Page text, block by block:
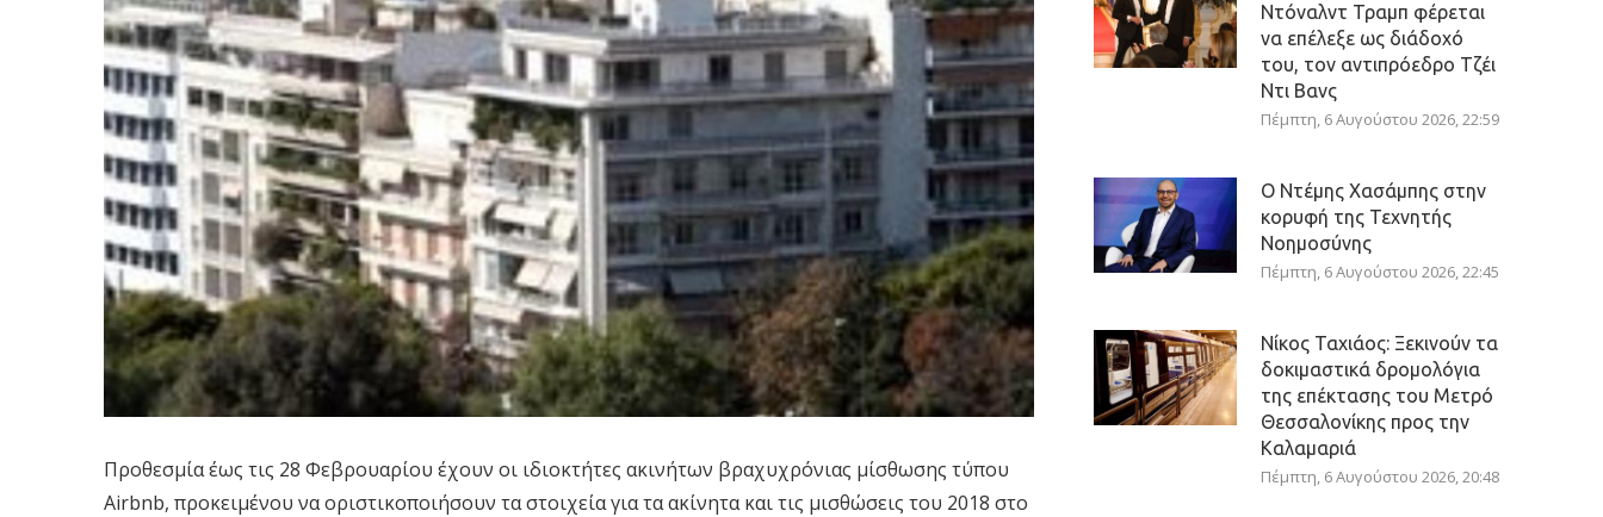
Προθεσμία έως τις 28 Φεβρουαρίου έχουν οι ιδιοκτήτες ακινήτων βραχυχρόνιας μίσθωσης τύπου
Airbnb, προκειμένου να οριστικοποιήσουν τα στοιχεία για τα ακίνητα και τις μισθώσεις του 2018 στο
Ντόναλντ Τραμπ φέρεται
να επέλεξε ως διάδοχό
του, τον αντιπρόεδρο Τζέι
Ντι Βανς
Πέμπτη, 6 Αυγούστου 2026, 22:59
Ο Ντέμης Χασάμπης στην
κορυφή της Τεχνητής
Νοημοσύνης
Πέμπτη, 6 Αυγούστου 2026, 22:45
Νίκος Ταχιάος: Ξεκινούν τα
δοκιμαστικά δρομολόγια
της επέκτασης του Μετρό
Θεσσαλονίκης προς την
Καλαμαριά
Πέμπτη, 6 Αυγούστου 2026, 20:48